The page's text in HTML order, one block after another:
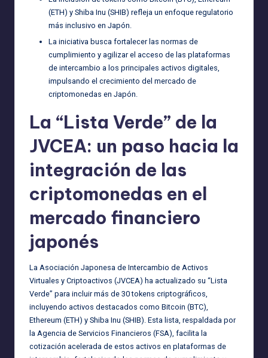
(ETH) y Shiba Inu (SHIB) refleja un enfoque regulatorio
más inclusivo en Japón.
La iniciativa busca fortalecer las normas de
cumplimiento y agilizar el acceso de las plataformas
de intercambio a los principales activos digitales,
impulsando el crecimiento del mercado de
criptomonedas en Japón.
La “Lista Verde” de la
JVCEA: un paso hacia la
integración de las
criptomonedas en el
mercado financiero
japonés
La Asociación Japonesa de Intercambio de Activos
Virtuales y Criptoactivos (JVCEA) ha actualizado su “Lista
Verde” para incluir más de 30 tokens criptográficos,
incluyendo activos destacados como Bitcoin (BTC),
Ethereum (ETH) y Shiba Inu (SHIB). Esta lista, respaldada por
la Agencia de Servicios Financieros (FSA), facilita la
cotización acelerada de estos activos en plataformas de